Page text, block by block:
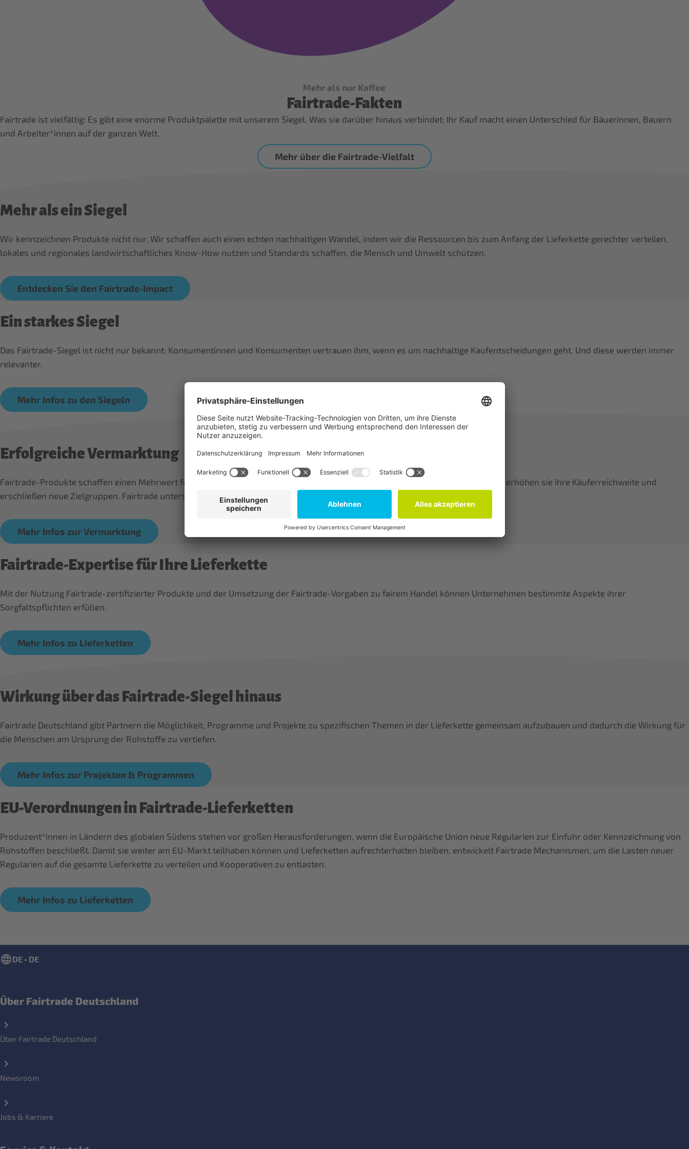
Mehr als nur Kaffee
Fairtrade-Fakten
Fairtrade ist vielfältig: Es gibt eine enorme Produktpalette mit unserem Siegel. Was sie darüber hinaus verbindet: Ihr Kauf macht einen Unterschied für Bäuerinnen, Bauern
und Arbeiter*innen auf der ganzen Welt.
Mehr über die Fairtrade-Vielfalt
Mehr als ein Siegel
Wir kennzeichnen Produkte nicht nur. Wir schaffen auch einen echten nachhaltigen Wandel, indem wir die Ressourcen bis zum Anfang der Lieferkette gerechter verteilen,
lokales und regionales landwirtschaftliches Know-How nutzen und Standards schaffen, die Mensch und Umwelt schützen.
Entdecken Sie den Fairtrade-Impact
Ein starkes Siegel
Das Fairtrade-Siegel ist nicht nur bekannt: Konsumentinnen und Konsumenten vertrauen ihm, wenn es um nachhaltige Kaufentscheidungen geht. Und diese werden immer
relevanter.
Mehr Infos zu den Siegeln
Erfolgreiche Vermarktung
Fairtrade-Produkte schaffen einen Mehrwert für Ihre Verbraucher*innen – und auch für Unternehmen. Mit dem Fairtrade-Siegel erhöhen sie ihre Käuferreichweite und
erschließen neue Zielgruppen. Fairtrade unterstützt mit vielfältigen Aktionen bei der Vermarktung.
Mehr Infos zur Vermarktung
Fairtrade-Expertise für Ihre Lieferkette
Mit der Nutzung Fairtrade-zertifizierter Produkte und der Umsetzung der Fairtrade-Vorgaben zu fairem Handel können Unternehmen bestimmte Aspekte ihrer
Sorgfaltspflichten erfüllen.
Mehr Infos zu Lieferketten
Wirkung über das Fairtrade-Siegel hinaus
Fairtrade Deutschland gibt Partnern die Möglichkeit, Programme und Projekte zu spezifischen Themen in der Lieferkette gemeinsam aufzubauen und dadurch die Wirkung für
Mehr Infos zur Projekten & Programmen
EU-Verordnungen in Fairtrade-Lieferketten
Produzent*innen in Ländern des globalen Südens stehen vor großen Herausforderungen, wenn die Europäische Union neue Regularien zur Einfuhr oder Kennzeichnung von
Rohstoffen beschließt. Damit sie weiter am EU-Markt teilhaben können und Lieferketten aufrechterhalten bleiben, entwickelt Fairtrade Mechanismen, um die Lasten neuer
Regularien auf die gesamte Lieferkette zu verteilen und Kooperativen zu entlasten.
Mehr Infos zu Lieferketten
DE • DE
Über Fairtrade Deutschland
Über Fairtrade Deutschland
Newsroom
Jobs & Karriere